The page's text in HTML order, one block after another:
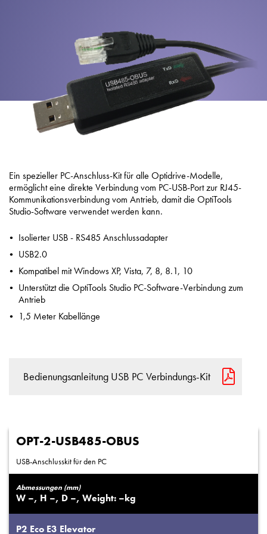
Ein spezieller PC-Anschluss-Kit für alle Optidrive-Modelle,
ermöglicht eine direkte Verbindung vom PC-USB-Port zur RJ45-
Kommunikationsverbindung vom Antrieb, damit die OptiTools
Studio-Software verwendet werden kann.
Isolierter USB - RS485 Anschlussadapter
USB2.0
Kompatibel mit Windows XP, Vista, 7, 8, 8.1, 10
Unterstützt die OptiTools Studio PC-Software-Verbindung zum
Antrieb
1,5 Meter Kabellänge
Bedienungsanleitung USB PC Verbindungs-Kit
OPT-2-USB485-OBUS
USB-Anschlusskit für den PC
Abmessungen (mm)
– – – –
P2 Eco E3 Elevator
iSource Einloggen